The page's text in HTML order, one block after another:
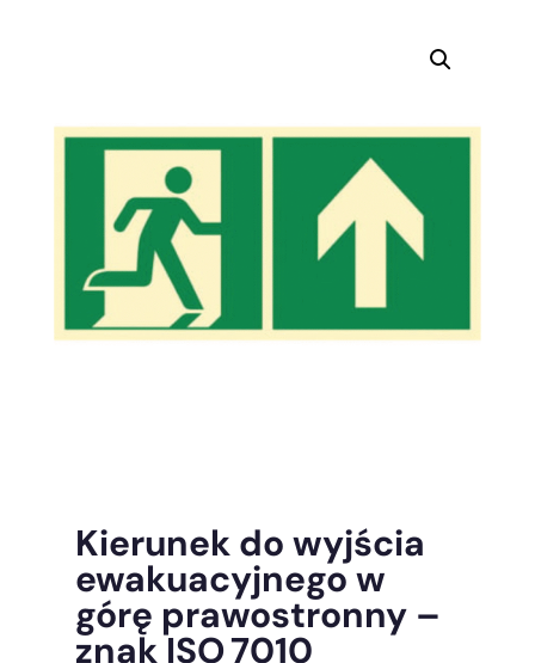
Kierunek do wyjścia
ewakuacyjnego w
górę prawostronny –
znak ISO 7010